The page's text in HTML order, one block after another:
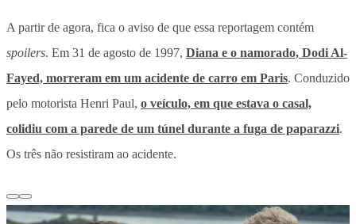
A partir de agora, fica o aviso de que essa reportagem contém
spoilers. Em 31 de agosto de 1997, Diana e o namorado, Dodi Al-
Fayed, morreram em um acidente de carro em Paris. Conduzido
pelo motorista Henri Paul, o veículo, em que estava o casal,
colidiu com a parede de um túnel durante a fuga de paparazzi.
Os três não resistiram ao acidente.